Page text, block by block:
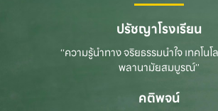
ปรัชญาโรงเรียน
“ความรู้นำทาง จริยธรรมนำใจ เทคโนโ
พลานามัยสมบูรณ์”
คติพจน์